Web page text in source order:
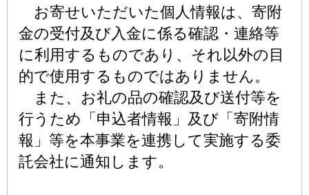
お寄せいただいた個人情報は、寄附
金の受付及び入金に係る確認・連絡等
に利用するものであり、それ以外の目
的で使用するものではありません。
また、お礼の品の確認及び送付等を
行うため「申込者情報」及び「寄附情
報」等を本事業を連携して実施する委
託会社に通知します。